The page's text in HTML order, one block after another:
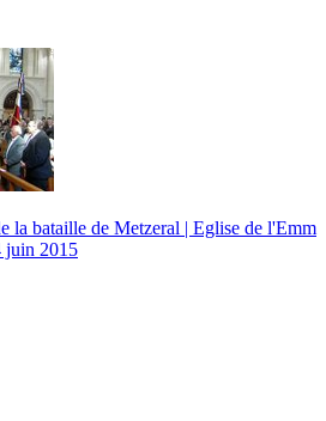
la bataille de Metzeral | Eglise de l'Emm
juin 2015